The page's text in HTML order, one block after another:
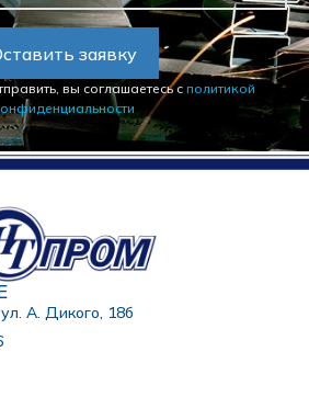
заявку
вы соглашаетесь с политикой
А. Дикого, 18б